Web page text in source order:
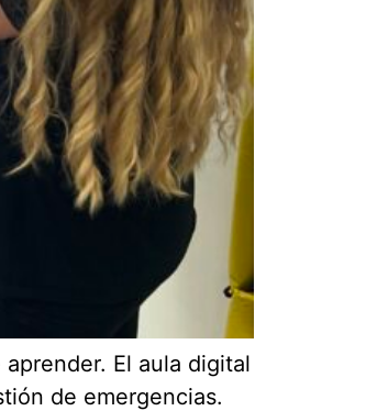
El aula digital
de emergencias.